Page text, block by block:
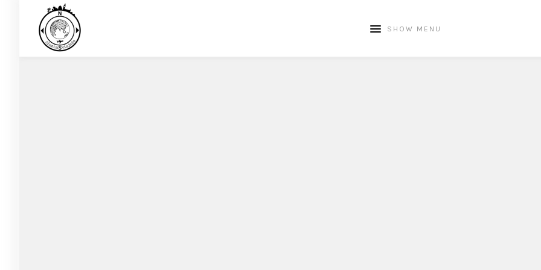
SHOW MENU